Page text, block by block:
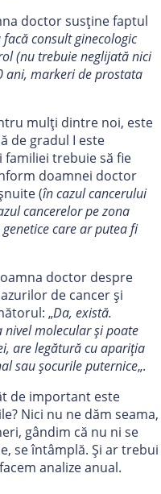
doctor susține faptul
consult ginecologic
(nu trebuie neglijată nici
markeri de prostata
mulți dintre noi, este
de gradul I este
familiei trebuie să fie
doamnei doctor
(în cazul cancerului
cancerelor pe zona
care ar putea fi
doctor despre
de cancer și
„Da, există.
molecular și poate
are legătură cu apariția
sau șocurile puternice„.
de important este
Nici nu ne dăm seama,
gândim că nu ni se
se întâmplă. Și ar trebui
analize anual.